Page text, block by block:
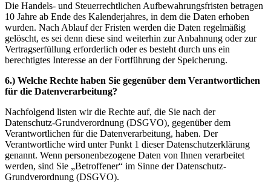
Die Handels- und Steuerrechtlichen Aufbewahrungsfristen betragen
10 Jahre ab Ende des Kalenderjahres, in dem die Daten erhoben
wurden. Nach Ablauf der Fristen werden die Daten regelmäßig
gelöscht, es sei denn diese sind weiterhin zur Anbahnung oder zur
Vertragserfüllung erforderlich oder es besteht durch uns ein
berechtigtes Interesse an der Fortführung der Speicherung.
6.) Welche Rechte haben Sie gegenüber dem Verantwortlichen
für die Datenverarbeitung?
Nachfolgend listen wir die Rechte auf, die Sie nach der
Datenschutz-Grundverordnung (DSGVO), gegenüber dem
Verantwortlichen für die Datenverarbeitung, haben. Der
Verantwortliche wird unter Punkt 1 dieser Datenschutzerklärung
genannt. Wenn personenbezogene Daten von Ihnen verarbeitet
werden, sind Sie „Betroffener“ im Sinne der Datenschutz-
Grundverordnung (DSGVO).